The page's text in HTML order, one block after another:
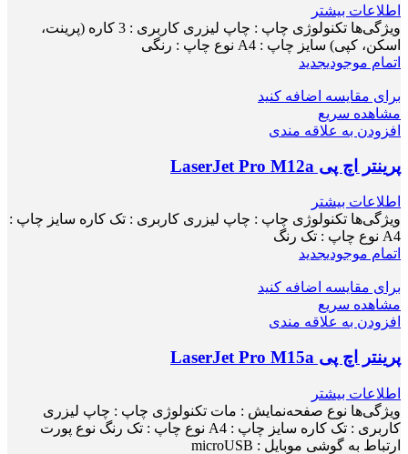
اطلاعات بیشتر
ویژگی‌ها تکنولوژی چاپ : چاپ لیزری کاربری : 3 کاره (پرینت،
اسکن، کپی) سایز چاپ : A4 نوع چاپ : رنگی
اتمام موجودیجدید
برای مقایسه اضافه کنید
مشاهده سریع
افزودن به علاقه مندی
پرینتر اچ پی LaserJet Pro M12a
اطلاعات بیشتر
ویژگی‌ها تکنولوژی چاپ : چاپ لیزری کاربری : تک کاره سایز چاپ :
A4 نوع چاپ : تک رنگ
اتمام موجودیجدید
برای مقایسه اضافه کنید
مشاهده سریع
افزودن به علاقه مندی
پرینتر اچ پی LaserJet Pro M15a
اطلاعات بیشتر
ویژگی‌ها نوع صفحه‌نمایش : مات تکنولوژی چاپ : چاپ لیزری
کاربری : تک کاره سایز چاپ : A4 نوع چاپ : تک رنگ نوع پورت
ارتباط به گوشی موبایل : microUSB